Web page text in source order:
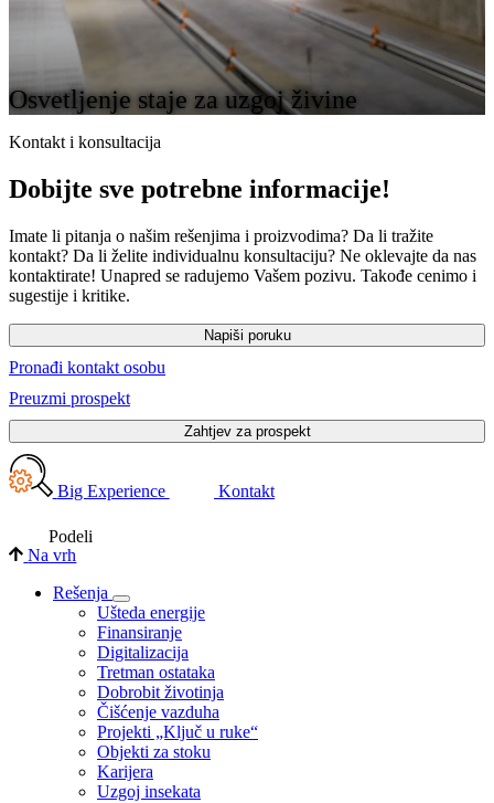
Osvetljenje staje za uzgoj živine
Kontakt i konsultacija
Dobijte sve potrebne informacije!
Imate li pitanja o našim rešenjima i proizvodima? Da li tražite
kontakt? Da li želite individualnu konsultaciju? Ne oklevajte da nas
kontaktirate! Unapred se radujemo Vašem pozivu. Takođe cenimo i
sugestije i kritike.
Napiši poruku
Pronađi kontakt osobu
Preuzmi prospekt
Zahtjev za prospekt
Big Experience Kontakt
Podeli
Na vrh
Rešenja
Ušteda energije
Finansiranje
Digitalizacija
Tretman ostataka
Dobrobit životinja
Čišćenje vazduha
Projekti „Ključ u ruke“
Objekti za stoku
Karijera
Uzgoj insekata